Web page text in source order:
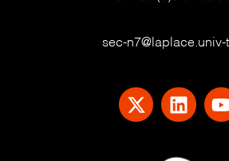
sec-n7@laplace.univ-